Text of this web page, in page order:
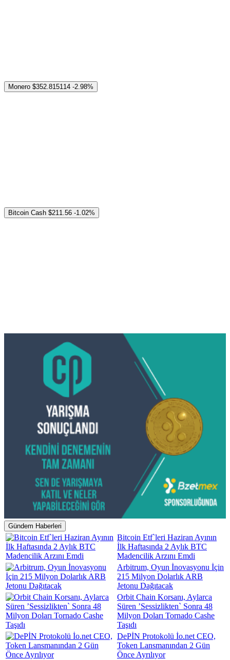
Monero $352.815114 -2.98%
Bitcoin Cash $211.56 -1.02%
Gündem Haberleri
Bitcoin Etf`leri Haziran Ayının
İlk Haftasında 2 Aylık BTC
Madencilik Arzını Emdi
Arbitrum, Oyun İnovasyonu İçin
215 Milyon Dolarlık ARB
Jetonu Dağıtacak
Orbit Chain Korsanı, Aylarca
Süren ’Sessizlikten` Sonra 48
Milyon Doları Tornado Cashe
Taşıdı
DePİN Protokolü İo.net CEO,
Token Lansmanından 2 Gün
Önce Ayrılıyor